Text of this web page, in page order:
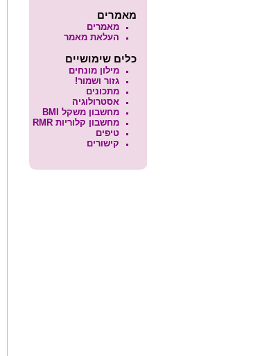
מאמרים
מאמרים
העלאת מאמר
כלים שימושיים
מילון מונחים
גזור ושמור!
מתכונים
אסטרולוגיה
מחשבון משקל BMI
מחשבון קלוריות RMR
טיפים
קישורים